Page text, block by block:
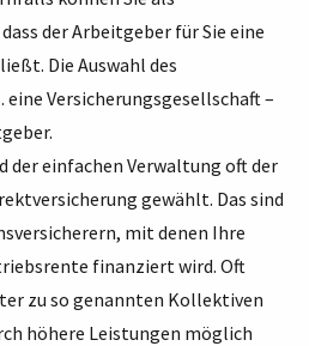
der Arbeitgeber für Sie eine
Die Auswahl des
eine Versicherungsgesellschaft –
der einfachen Verwaltung oft der
gewählt. Das sind
mit denen Ihre
finanziert wird. Oft
zu so genannten Kollektiven
höhere Leistungen möglich